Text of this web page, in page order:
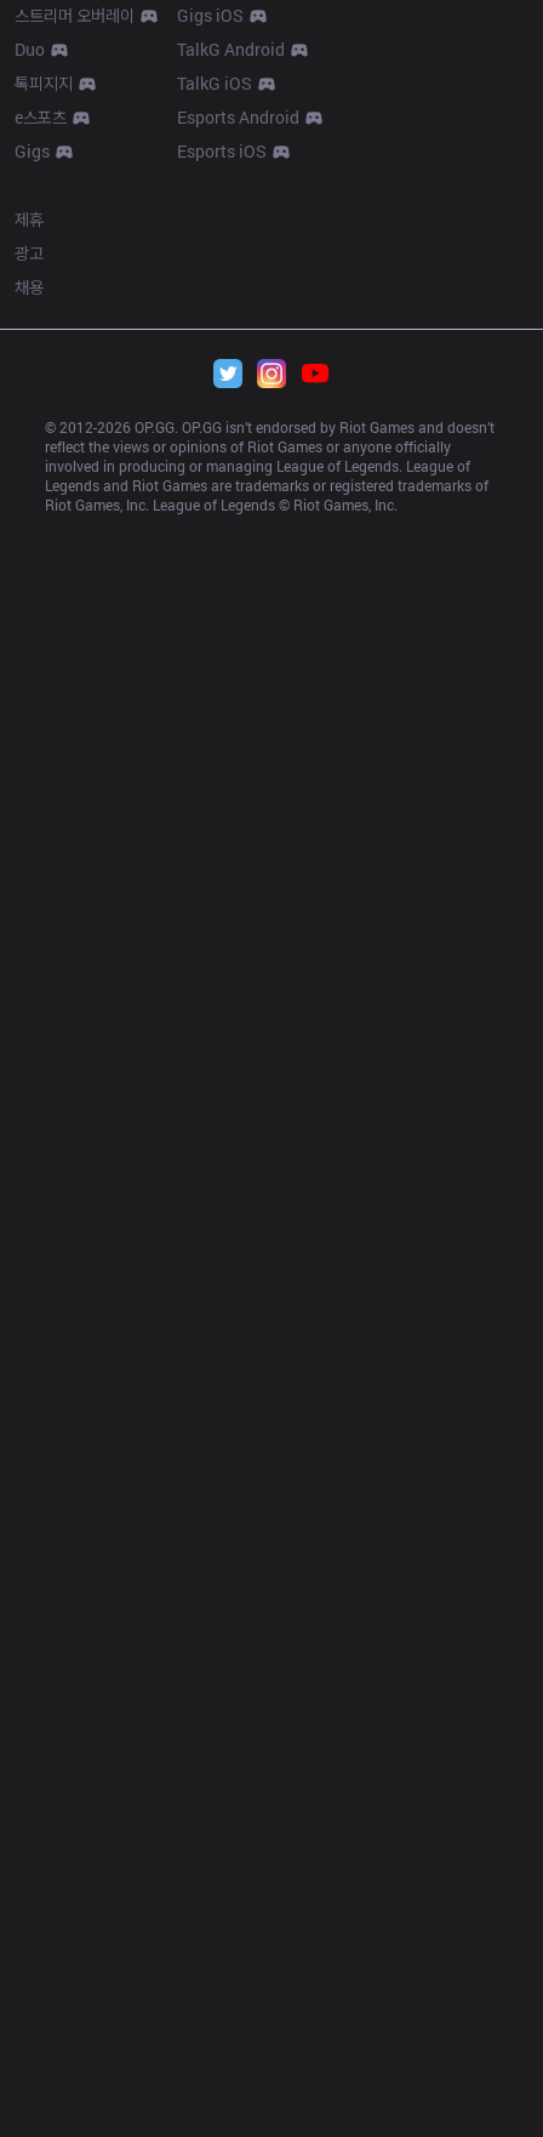
스트리머 오버레이
Duo
톡피지지
e스포츠
Gigs
Gigs iOS
TalkG Android
TalkG iOS
Esports Android
Esports iOS
제휴
광고
채용
© 2012-2026 OP.GG. OP.GG isn’t endorsed by Riot Games and doesn’t
reflect the views or opinions of Riot Games or anyone officially
involved in producing or managing League of Legends. League of
Legends and Riot Games are trademarks or registered trademarks of
Riot Games, Inc. League of Legends © Riot Games, Inc.